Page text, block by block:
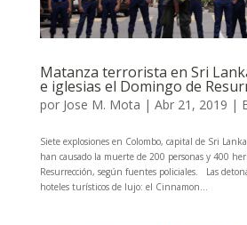
Matanza terrorista en Sri
e iglesias el Domingo de
por Jose M. Mota | Abr 21, 2019 |
Siete explosiones en Colombo, capital de Sri
han causado la muerte de 200 personas y 400
Resurrección, según fuentes policiales. Las
hoteles turísticos de lujo: el Cinnamon...